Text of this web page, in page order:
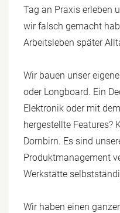
Tag an Praxis erleben
wir falsch gemacht
Arbeitsleben später
Wir bauen unser
oder Longboard. Ein
Elektronik oder mit
hergestellte Features?
Dornbirn. Es sind
Produktmanagement
Werkstätte
Wir haben einen